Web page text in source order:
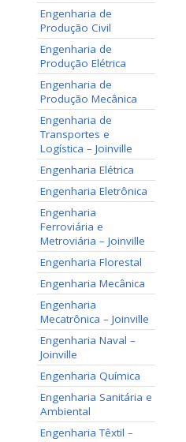
Engenharia de
Produção Civil
Engenharia de
Produção Elétrica
Engenharia de
Produção Mecânica
Engenharia de
Transportes e
Logística – Joinville
Engenharia Elétrica
Engenharia Eletrônica
Engenharia
Ferroviária e
Metroviária – Joinville
Engenharia Florestal
Engenharia Mecânica
Engenharia
Mecatrônica – Joinville
Engenharia Naval –
Joinville
Engenharia Química
Engenharia Sanitária e
Ambiental
Engenharia Têxtil –